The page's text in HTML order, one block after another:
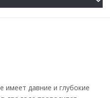
имеет давние и глубокие